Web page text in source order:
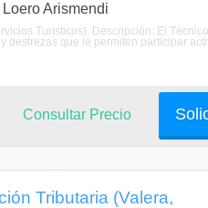
Arismendi
Turísticos). Descripción: El
que le permiten participar
Consultar Precio
Tributaria (Valera,